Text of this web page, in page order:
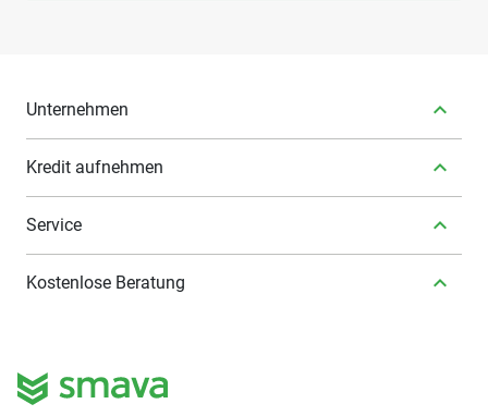
Unternehmen
Kredit aufnehmen
Service
Kostenlose Beratung